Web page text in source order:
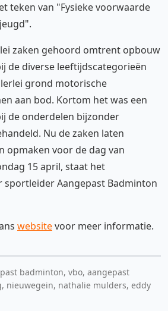
teken van "Fysieke voorwaarde
zaken gehoord omtrent opbouw
de diverse leeftijdscategorieën
grond motorische
aan bod. Kortom het was een
de onderdelen bijzonder
Nu de zaken laten
opmaken voor de dag van
15 april, staat het
sportleider Aangepast Badminton
websitevoor meer informatie.
badminton, vbo, aangepast
nieuwegein, nathalie mulders, eddy